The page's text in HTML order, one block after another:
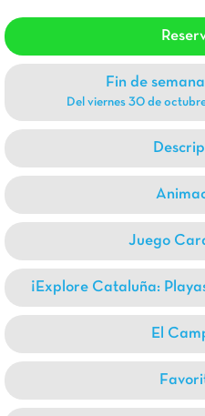
Fin de
Del viernes 30 de
Juego
¡Explore Cataluña:
El